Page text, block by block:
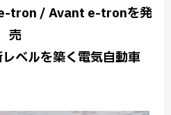
tron / Avant e-tronを発
売
ベルを築く電気自動車